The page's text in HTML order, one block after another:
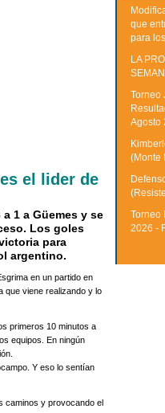
el lider de
1 a Güemes y se
Los goles
para
argentino.
en un partido en
que viene realizando y lo
primeros 10 minutos a
equipos. En ningún
Y eso lo sentían
caminos y provocando el
que
para
LA
Torneo
Agosto
(Monte
Torneo
2026 -